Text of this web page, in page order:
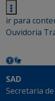
ir para
Ouvidoria
SAD
Secretaria